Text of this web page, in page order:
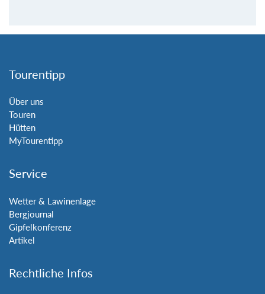
Tourentipp
Über uns
Touren
Hütten
MyTourentipp
Service
Wetter & Lawinenlage
Bergjournal
Gipfelkonferenz
Artikel
Rechtliche Infos